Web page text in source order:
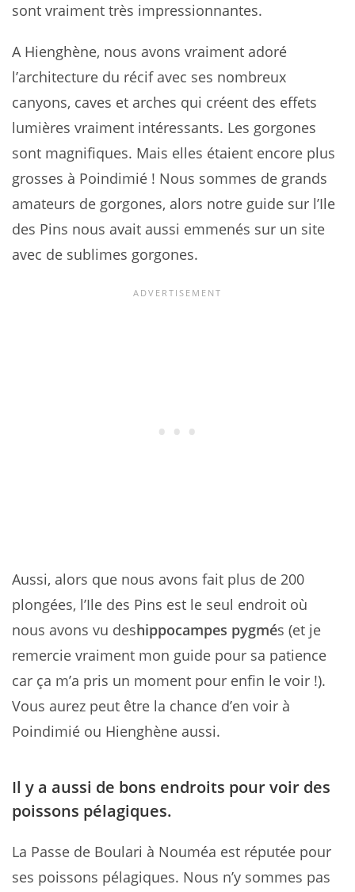
sont vraiment très impressionnantes.
A Hienghène, nous avons vraiment adoré
l’architecture du récif avec ses nombreux
canyons, caves et arches qui créent des effets
lumières vraiment intéressants. Les gorgones
sont magnifiques. Mais elles étaient encore plus
grosses à Poindimié ! Nous sommes de grands
amateurs de gorgones, alors notre guide sur l’Ile
des Pins nous avait aussi emmenés sur un site
avec de sublimes gorgones.
Aussi, alors que nous avons fait plus de 200
plongées, l’Ile des Pins est le seul endroit où
nous avons vu deshippocampes pygmés (et je
remercie vraiment mon guide pour sa patience
car ça m’a pris un moment pour enfin le voir !).
Vous aurez peut être la chance d’en voir à
Poindimié ou Hienghène aussi.
Il y a aussi de bons endroits pour voir des
poissons pélagiques.
La Passe de Boulari à Nouméa est réputée pour
ses poissons pélagiques. Nous n’y sommes pas